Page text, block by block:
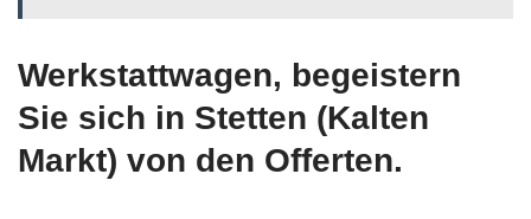
Werkstattwagen, begeistern
Sie sich in Stetten (Kalten
Markt) von den Offerten.